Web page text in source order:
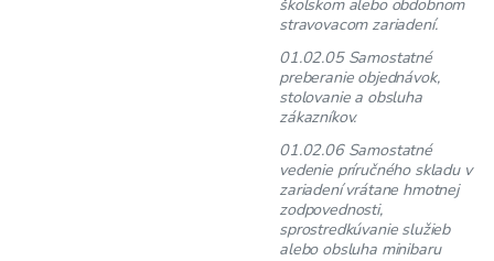
školskom alebo obdobnom
stravovacom zariadení.
01.02.05 Samostatné
preberanie objednávok,
stolovanie a obsluha
zákazníkov.
01.02.06 Samostatné
vedenie príručného skladu v
zariadení vrátane hmotnej
zodpovednosti,
sprostredkúvanie služieb
alebo obsluha minibaru